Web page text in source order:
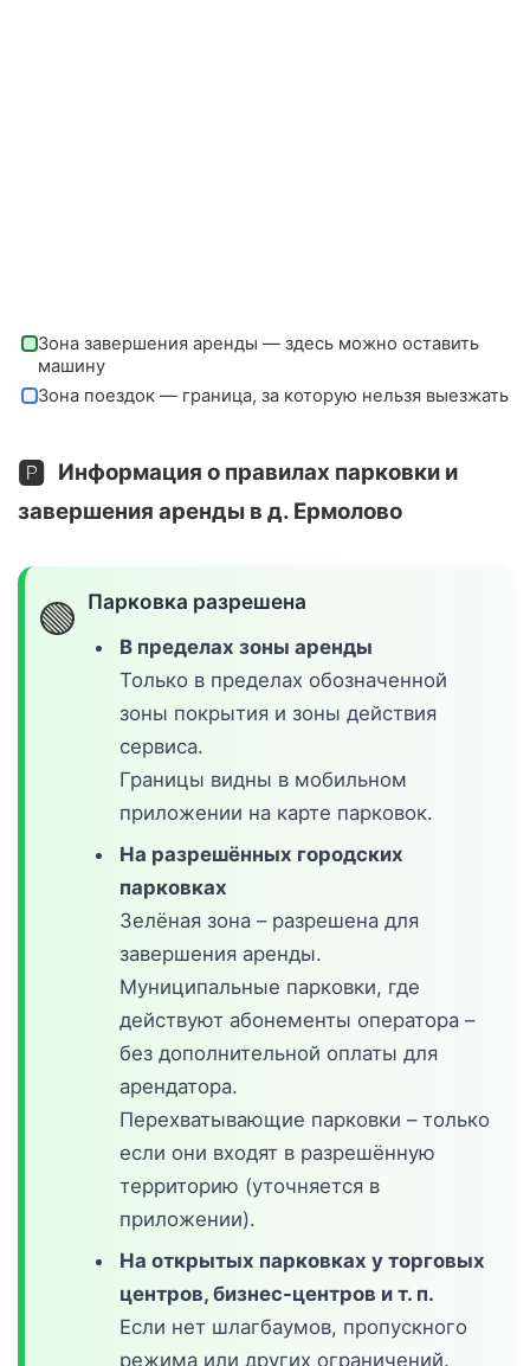
Зона завершения аренды — здесь можно оставить
машину
Зона поездок — граница, за которую нельзя выезжать
🅿️ Информация о правилах парковки и
завершения аренды в д. Ермолово
🟢 Парковка разрешена
В пределах зоны аренды
Только в пределах обозначенной
зоны покрытия и зоны действия
сервиса.
Границы видны в мобильном
приложении на карте парковок.
На разрешённых городских
парковках
Зелёная зона – разрешена для
завершения аренды.
Муниципальные парковки, где
действуют абонементы оператора –
без дополнительной оплаты для
арендатора.
Перехватывающие парковки – только
если они входят в разрешённую
территорию (уточняется в
приложении).
На открытых парковках у торговых
центров, бизнес-центров и т. п.
Если нет шлагбаумов, пропускного
режима или других ограничений.